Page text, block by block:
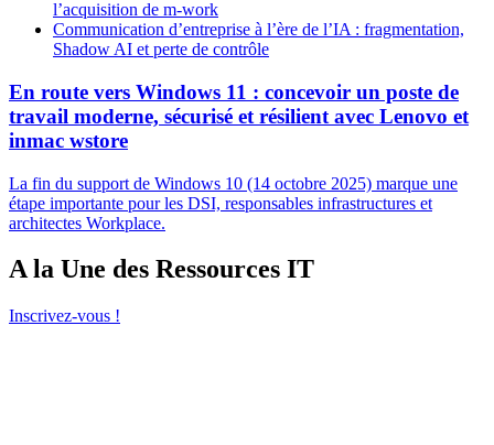
l’acquisition de m-work
Communication d’entreprise à l’ère de l’IA : fragmentation,
Shadow AI et perte de contrôle
En route vers Windows 11 : concevoir un poste de
travail moderne, sécurisé et résilient avec Lenovo et
inmac wstore
La fin du support de Windows 10 (14 octobre 2025) marque une
étape importante pour les DSI, responsables infrastructures et
architectes Workplace.
A la Une des Ressources IT
Inscrivez-vous !